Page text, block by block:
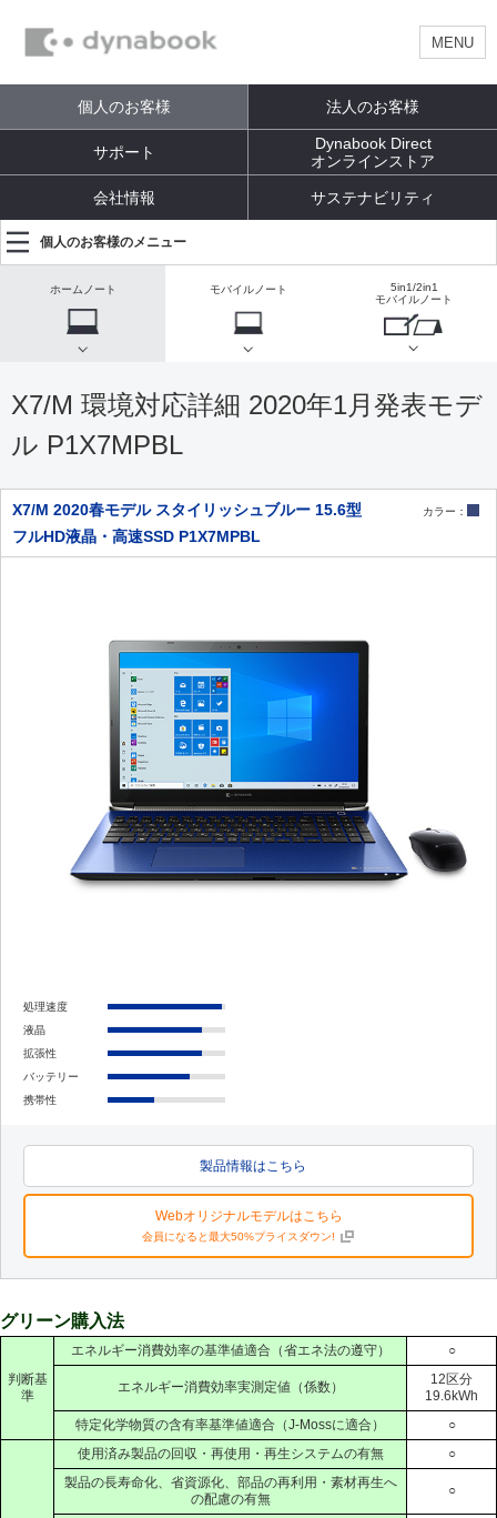
MENU
個人のお客様 法人のお客様
サポート
Dynabook Direct
オンラインストア
会社情報 サステナビリティ
個人のお客様のメニュー
ホームノート モバイルノート
5in1/2in1
モバイルノート
X7/M 環境対応詳細 2020年1月発表モデ
ル P1X7MPBL
X7/M 2020春モデル スタイリッシュブルー 15.6型
フルHD液晶・高速SSD P1X7MPBL
カラー：
処理速度
液晶
拡張性
バッテリー
携帯性
製品情報はこちら
Webオリジナルモデルはこちら
会員になると最大50%プライスダウン!
グリーン購入法
判断基
準
エネルギー消費効率の基準値適合（省エネ法の遵守） ○
エネルギー消費効率実測定値（係数）
12区分
19.6kWh
特定化学物質の含有率基準値適合（J-Mossに適合）
○
使用済み製品の回収・再使用・再生システムの有無
○
製品の長寿命化、省資源化、部品の再利用・素材再生へ
の配慮の有無
○